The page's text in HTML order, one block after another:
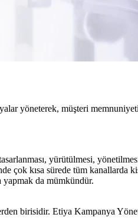
yöneterek, müşteri
yürütülmesi,
çok kısa sürede tüm kanallarda
yapmak da mümkündür.
birisidir. Etiya Kampanya